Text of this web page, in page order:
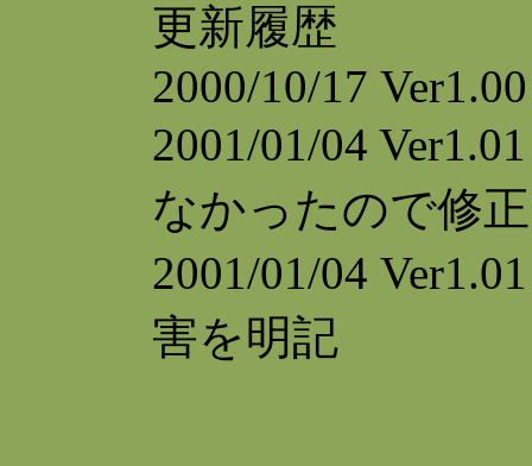
更新履歴
2000/10/17 Ver1.00
2001/01/04
なかったので修正
2001/01/04
害を明記